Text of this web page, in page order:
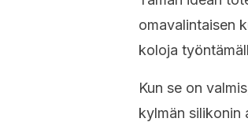
omavalintaisen
koloja
Kun se on
kylmän silikonin